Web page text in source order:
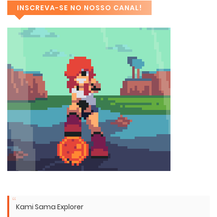
INSCREVA-SE NO NOSSO CANAL!
Kami Sama Explorer